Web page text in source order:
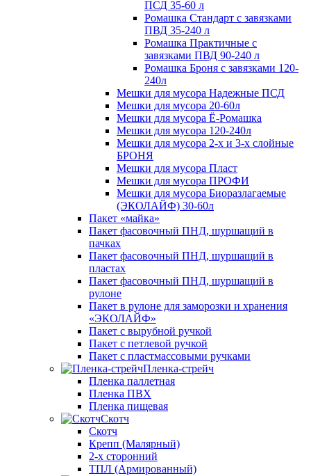
ПСД 35-60 л
Ромашка Стандарт с завязками
ПВД 35-240 л
Ромашка Практичные с
завязками ПВД 90-240 л
Ромашка Броня с завязками 120-
240л
Мешки для мусора Надежные ПСД
Мешки для мусора 20-60л
Мешки для мусора Ё-Ромашка
Мешки для мусора 120-240л
Мешки для мусора 2-х и 3-х слойные
БРОНЯ
Мешки для мусора Пласт
Мешки для мусора ПРОФИ
Мешки для мусора Биоразлагаемые
(ЭКОЛАЙФ) 30-60л
Пакет «майка»
Пакет фасовочный ПНД, шуршащий в
пачках
Пакет фасовочный ПНД, шуршащий в
пластах
Пакет фасовочный ПНД, шуршащий в
рулоне
Пакет в рулоне для заморозки и хранения
«ЭКОЛАЙФ»
Пакет с вырубной ручкой
Пакет с петлевой ручкой
Пакет с пластмассовыми ручками
Пленка-стрейч
Пленка паллетная
Пленка ПВХ
Пленка пищевая
Скотч
Скотч
Крепп (Малярный)
2-х сторонний
ТПЛ (Армированный)